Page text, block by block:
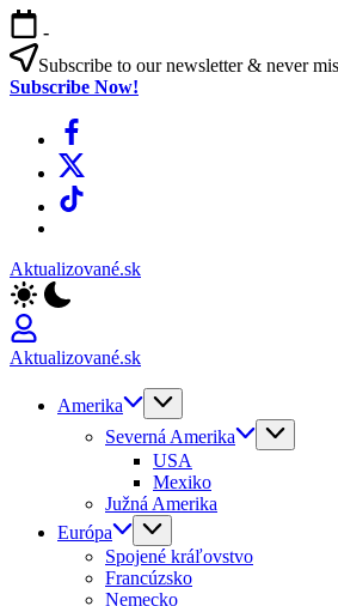
Skip
to
content
-
Subscribe to our newsletter & never
Subscribe Now!
Facebook
X
TikTok
Aktualizované.sk
Aktualizované.sk
Amerika
Severná Amerika
USA
Mexiko
Južná Amerika
Európa
Spojené kráľovstvo
Francúzsko
Nemecko